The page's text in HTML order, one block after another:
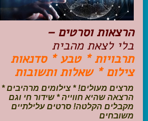
מלונות בוטיק בישראל
טיפים והמלצות
הכנות לנסיעה
טיולי ג'יפים
טיולים עם ילדים
שייט, הפלגות, קרוזים
עקבו אחרינו בפייסבוק
הרצאות וסרטים –
בלי לצאת מהבית
תרבויות * טבע * סדנאות
צילום * שאלות ותשובות
מרצים מעולים! * צילומים מרהיבים *
הרצאה שהיא חווייה * שידור חי וגם
מקבלים הקלטה! סרטים עלילתיים
משובחים